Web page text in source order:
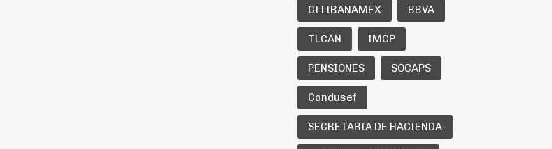
CITIBANAMEX BBVA
TLCAN IMCP
PENSIONES SOCAPS
Condusef
SECRETARIA DE HACIENDA